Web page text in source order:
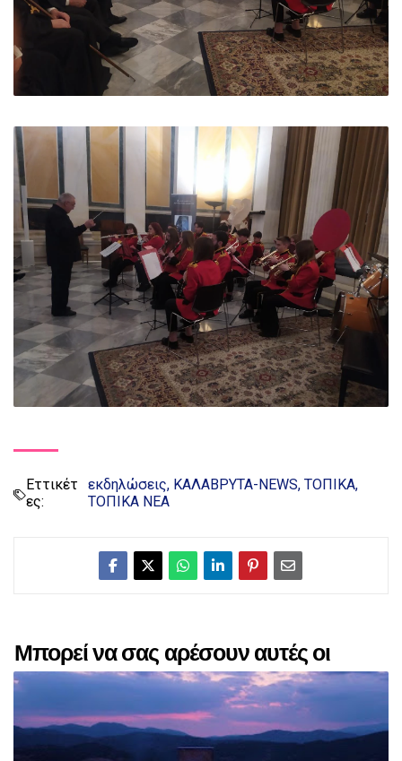
Εττικέτ
ες:
εκδηλώσεις ΚΑΛΑΒΡΥΤΑ-NEWS ΤΟΠΙΚΑ
ΤΟΠΙΚΑ ΝΕΑ
Μπορεί να σας αρέσουν αυτές οι
αναρτήσεις